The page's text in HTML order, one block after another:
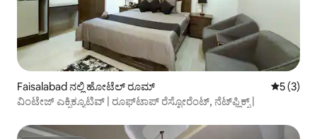
Faisalabad ನಲ್ಲಿ ಹೋಟೆಲ್ ರೂಮ್ 5 ರಲ್ಲಿ 5
5 (3)
ವಿಂಟೇಜ್ ಎಕ್ಸಿಕ್ಯೂಟಿವ್ | ರೂಫ್‌ಟಾಪ್ ರೆಸ್ಟೋರೆಂಟ್, ನೆಟ್‌ಫ್ಲಿಕ್ಸ್ |